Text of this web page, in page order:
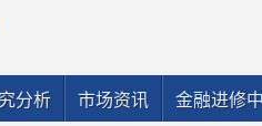
分析 市场资讯 金融进修